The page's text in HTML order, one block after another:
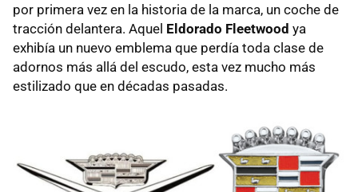
por primera vez en la historia de la marca, un coche de
tracción delantera. Aquel Eldorado Fleetwood ya
exhibía un nuevo emblema que perdía toda clase de
adornos más allá del escudo, esta vez mucho más
estilizado que en décadas pasadas.